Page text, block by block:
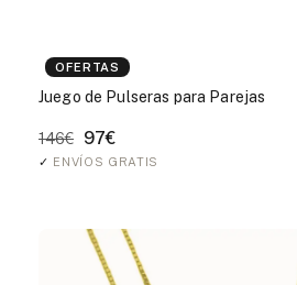
OFERTAS
Juego de Pulseras para Parejas
146€ 97€
✓ ENVÍOS GRATIS